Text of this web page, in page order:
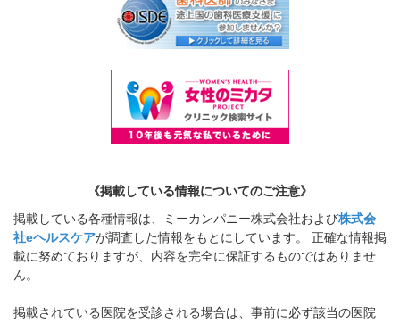
《掲載している情報についてのご注意》
掲載している各種情報は、ミーカンパニー株式会社および株式会
社eヘルスケアが調査した情報をもとにしています。 正確な情報掲
載に努めておりますが、内容を完全に保証するものではありませ
ん。
掲載されている医院を受診される場合は、事前に必ず該当の医院